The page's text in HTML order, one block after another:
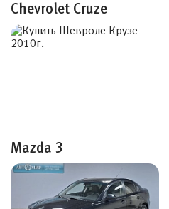
Chevrolet Cruze
Mazda 3